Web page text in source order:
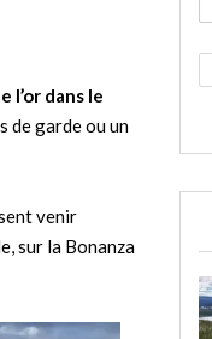
l’or dans le
de garde ou un
venir
sur la Bonanza